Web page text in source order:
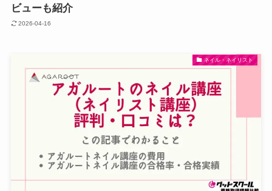
ビューも紹介
2026-04-16
ネイル・ネイリスト